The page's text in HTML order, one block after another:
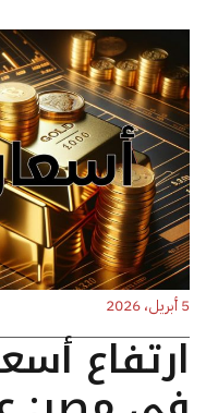
5 أبريل، 2026
ارتفاع